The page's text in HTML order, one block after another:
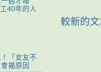
較新的
40年的人
「女友不
揭原因